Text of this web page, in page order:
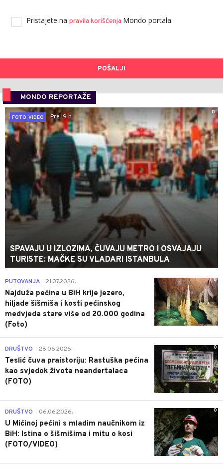
Pristajete na pravila korišćenja Mondo portala.
POŠALJI
MONDO REPORTAŽE
0
FOTO, VIDEO
Pre 19 h
SPAVAJU U IZLOZIMA, ČUVAJU METRO I OSVAJAJU
TURISTE: MAČKE SU VLADARI ISTANBULA
0
PUTOVANJA 21.07.2026.
Najduža pećina u BiH krije jezero,
hiljade šišmiša i kosti pećinskog
medvjeda stare više od 20.000 godina
(Foto)
0
DRUŠTVO 28.06.2026.
Teslić čuva praistoriju: Rastuška pećina
kao svjedok života neandertalaca
(FOTO)
0
DRUŠTVO 06.06.2026.
U Mićinoj pećini s mladim naučnikom iz
BiH: Istina o šišmišima i mitu o kosi
(FOTO/VIDEO)